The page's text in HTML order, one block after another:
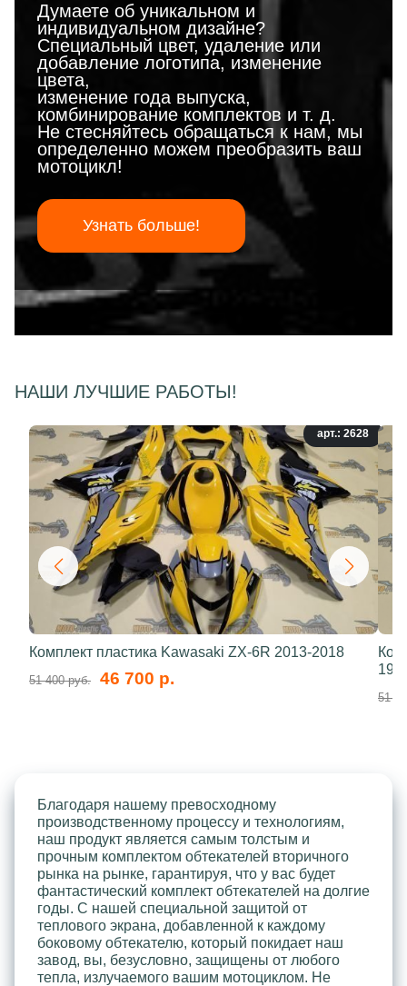
Думаете об уникальном и
индивидуальном дизайне?
Специальный цвет, удаление или
добавление логотипа, изменение
цвета,
изменение года выпуска,
комбинирование комплектов и т. д.
Не стесняйтесь обращаться к нам, мы
определенно можем преобразить ваш
мотоцикл!
Узнать больше!
НАШИ ЛУЧШИЕ РАБОТЫ!
арт.: 2628
Комплект пластика Kawasaki ZX-6R 2013-2018
51 400 руб. 46 700 р.
51
Благодаря нашему превосходному
производственному процессу и технологиям,
наш продукт является самым толстым и
прочным комплектом обтекателей вторичного
рынка на рынке, гарантируя, что у вас будет
фантастический комплект обтекателей на долгие
годы. С нашей специальной защитой от
теплового экрана, добавленной к каждому
боковому обтекателю, который покидает наш
завод, вы, безусловно, защищены от любого
тепла, излучаемого вашим мотоциклом. Не